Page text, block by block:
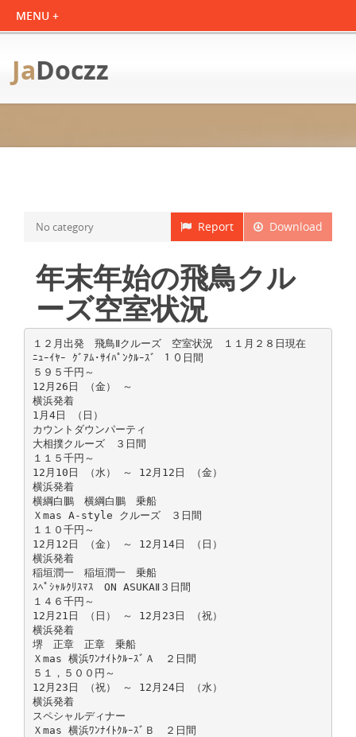
JaDoczz
Download
Report
No category
年末年始の飛鳥クル
ーズ空室状況
１２月出発 飛鳥Ⅱクルーズ 空室状況 １１月２８日現在
ﾆｭｰｲﾔｰ ｸﾞｱﾑ･ｻｲﾊﾟﾝｸﾙｰｽﾞ １０日間
５９５千円～
12月26日 （金） ～
横浜発着
1月4日 （日）
カウントダウンパーティ
大相撲クルーズ ３日間
１１５千円～
12月10日 （水） ～ 12月12日 （金）
横浜発着
横綱白鵬 横綱白鵬 乗船
Ｘmas A-style クルーズ ３日間
１１０千円～
12月12日 （金） ～ 12月14日 （日）
横浜発着
稲垣潤一 稲垣潤一 乗船
ｽﾍﾟｼｬﾙｸﾘｽﾏｽ ON ASUKAⅡ３日間
１４６千円～
12月21日 （日） ～ 12月23日 （祝）
横浜発着
堺 正章 正章 乗船
Ｘmas 横浜ﾜﾝﾅｲﾄｸﾙｰｽﾞＡ ２日間
５１，５００円～
12月23日 （祝） ～ 12月24日 （水）
横浜発着
スペシャルディナー
Ｘmas 横浜ﾜﾝﾅｲﾄｸﾙｰｽﾞＢ ２日間